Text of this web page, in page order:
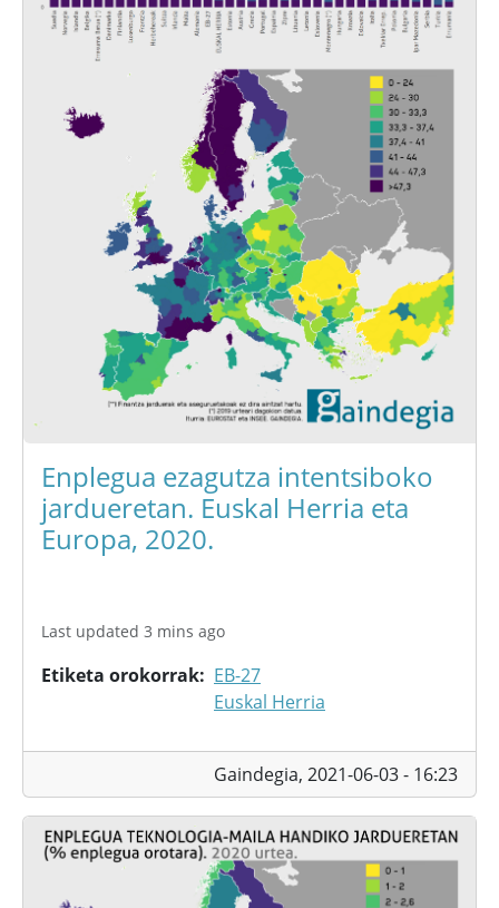
Enplegua ezagutza intentsiboko
jardueretan. Euskal Herria eta
Europa, 2020.
Last updated 3 mins ago
Etiketa orokorrak
EB-27
Euskal Herria
Gaindegia, 2021-06-03 - 16:23